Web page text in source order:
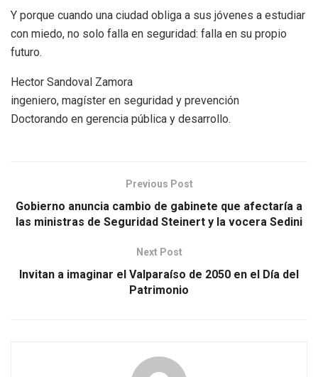
Y porque cuando una ciudad obliga a sus jóvenes a estudiar
con miedo, no solo falla en seguridad: falla en su propio
futuro.
Hector Sandoval Zamora
ingeniero, magíster en seguridad y prevención
Doctorando en gerencia pública y desarrollo.
Previous Post
Gobierno anuncia cambio de gabinete que afectaría a
las ministras de Seguridad Steinert y la vocera Sedini
Next Post
Invitan a imaginar el Valparaíso de 2050 en el Día del
Patrimonio